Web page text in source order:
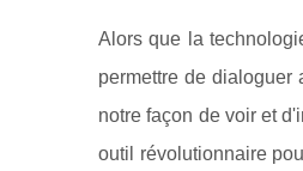
Alors que la
permettre de dialoguer
notre façon de voir et
outil révolutionnaire